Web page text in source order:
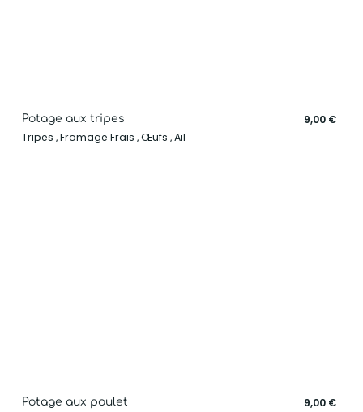
Potage aux tripes
Tripes , Fromage Frais , Œufs , Ail
9,00 €
Potage aux poulet 9,00 €